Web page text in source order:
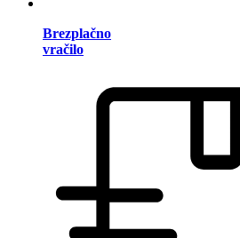
Brezplačno
vračilo